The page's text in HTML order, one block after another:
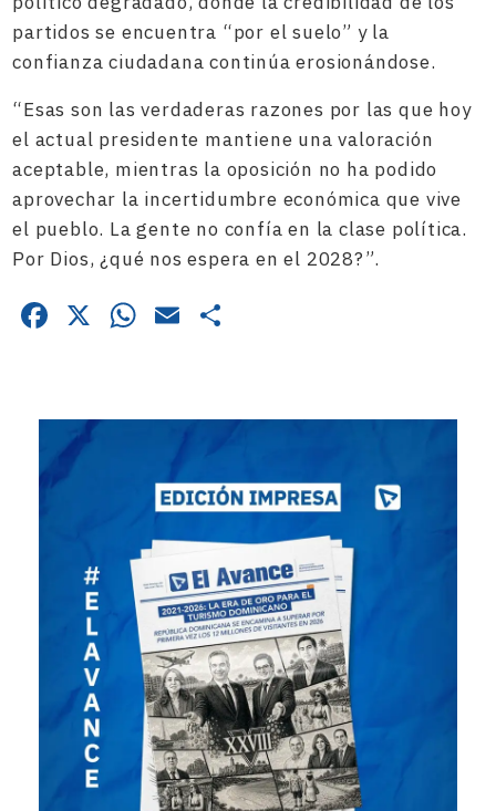
partidos se encuentra “por el suelo” y la
confianza ciudadana continúa erosionándose.
“Esas son las verdaderas razones por las que hoy
el actual presidente mantiene una valoración
aceptable, mientras la oposición no ha podido
aprovechar la incertidumbre económica que vive
el pueblo. La gente no confía en la clase política.
Por Dios, ¿qué nos espera en el 2028?”.
Facebook
X WhatsApp
Email